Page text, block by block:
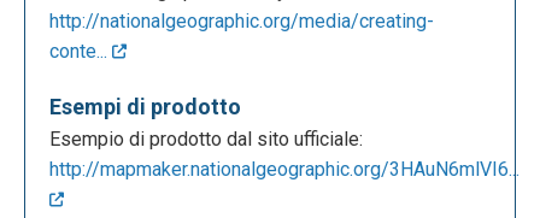
http://nationalgeographic.org/media/creating-
conte...
Esempi di prodotto
Esempio di prodotto dal sito ufficiale:
http://mapmaker.nationalgeographic.org/3HAuN6mlVI6...